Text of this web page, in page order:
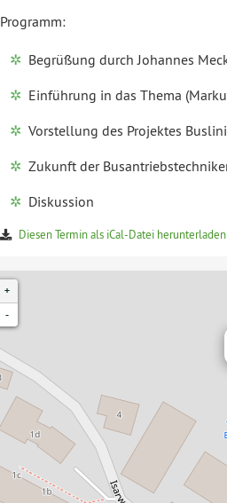
Programm:
Begrüßung durch Johannes
Ein­füh­rung in das Thema
Vor­stel­lung des Projektes
Zukunft der
Dis­kus­si­on
Diesen Termin als iCal-Da­tei her­un­ter­la­den
+
-